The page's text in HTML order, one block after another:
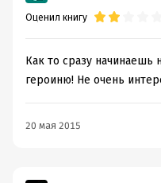
Оценил книгу
Как то сразу начинаешь
героиню! Не очень
20 мая 2015